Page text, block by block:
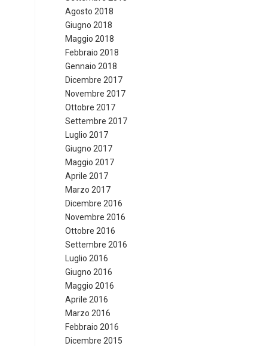
Agosto 2018
Giugno 2018
Maggio 2018
Febbraio 2018
Gennaio 2018
Dicembre 2017
Novembre 2017
Ottobre 2017
Settembre 2017
Luglio 2017
Giugno 2017
Maggio 2017
Aprile 2017
Marzo 2017
Dicembre 2016
Novembre 2016
Ottobre 2016
Settembre 2016
Luglio 2016
Giugno 2016
Maggio 2016
Aprile 2016
Marzo 2016
Febbraio 2016
Dicembre 2015